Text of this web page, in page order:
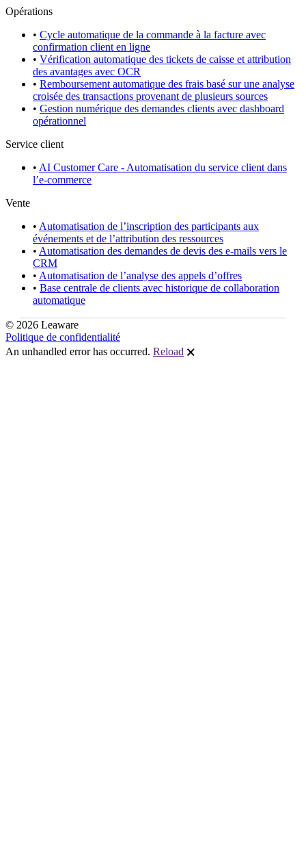
Opérations
• Cycle automatique de la commande à la facture avec
confirmation client en ligne
• Vérification automatique des tickets de caisse et attribution
des avantages avec OCR
• Remboursement automatique des frais basé sur une analyse
croisée des transactions provenant de plusieurs sources
• Gestion numérique des demandes clients avec dashboard
opérationnel
Service client
• AI Customer Care - Automatisation du service client dans
l’e-commerce
Vente
• Automatisation de l’inscription des participants aux
événements et de l’attribution des ressources
• Automatisation des demandes de devis des e-mails vers le
CRM
• Automatisation de l’analyse des appels d’offres
• Base centrale de clients avec historique de collaboration
automatique
© 2026 Leaware
Politique de confidentialité
An unhandled error has occurred. Reload 🗙